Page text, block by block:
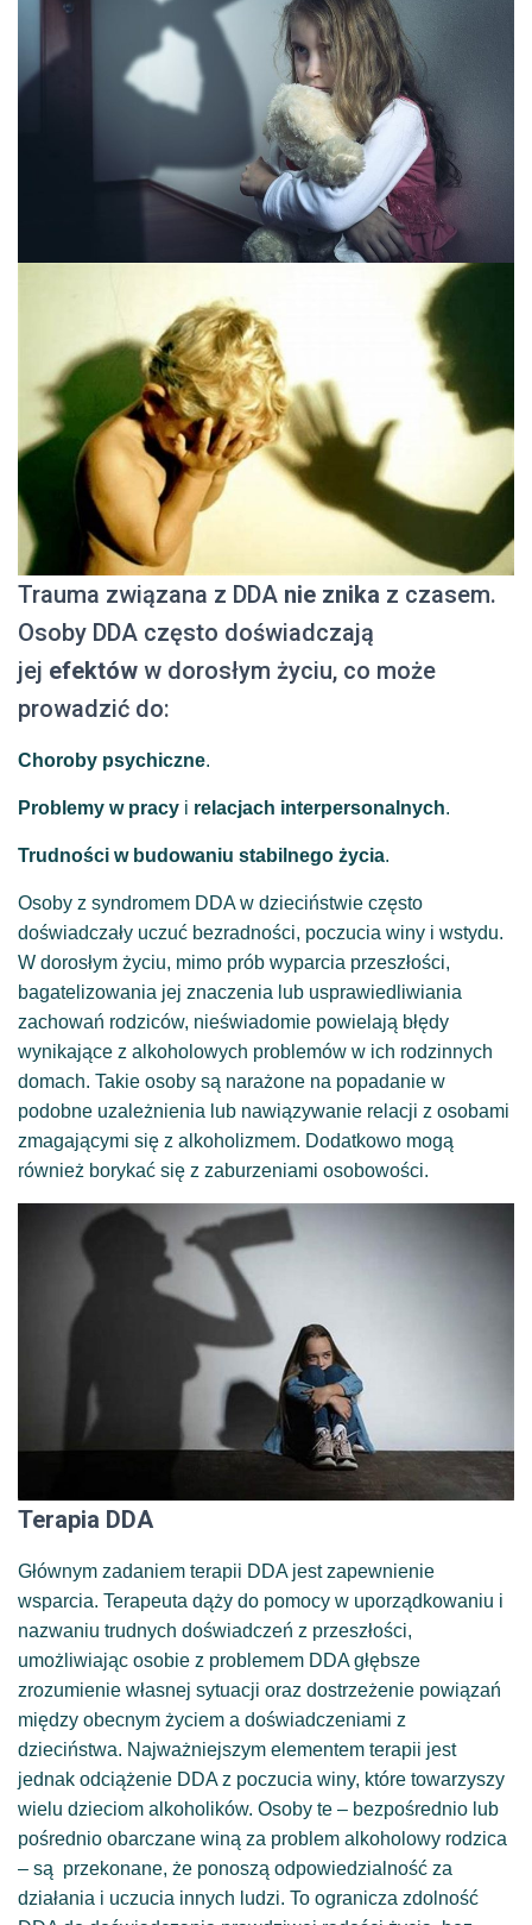
Trauma związana z DDA nie znika z czasem.
Osoby DDA często doświadczają
jej efektów w dorosłym życiu, co może
prowadzić do:
Choroby psychiczne.
Problemy w pracy i relacjach interpersonalnych.
Trudności w budowaniu stabilnego życia.
Osoby z syndromem DDA w dzieciństwie często
doświadczały uczuć bezradności, poczucia winy i wstydu.
W dorosłym życiu, mimo prób wyparcia przeszłości,
bagatelizowania jej znaczenia lub usprawiedliwiania
zachowań rodziców, nieświadomie powielają błędy
wynikające z alkoholowych problemów w ich rodzinnych
domach. Takie osoby są narażone na popadanie w
podobne uzależnienia lub nawiązywanie relacji z osobami
zmagającymi się z alkoholizmem. Dodatkowo mogą
również borykać się z zaburzeniami osobowości.
Terapia DDA
Głównym zadaniem terapii DDA jest zapewnienie
wsparcia. Terapeuta dąży do pomocy w uporządkowaniu i
nazwaniu trudnych doświadczeń z przeszłości,
umożliwiając osobie z problemem DDA głębsze
zrozumienie własnej sytuacji oraz dostrzeżenie powiązań
między obecnym życiem a doświadczeniami z
dzieciństwa. Najważniejszym elementem terapii jest
jednak odciążenie DDA z poczucia winy, które towarzyszy
wielu dzieciom alkoholików. Osoby te – bezpośrednio lub
pośrednio obarczane winą za problem alkoholowy rodzica
– są przekonane, że ponoszą odpowiedzialność za
działania i uczucia innych ludzi. To ogranicza zdolność